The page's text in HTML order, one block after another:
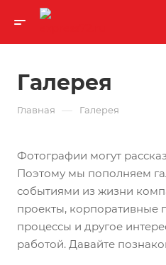
Галерея
Главная — Галерея
Фотографии могут
Поэтому мы пополняем
событиями из жизни
проекты, корпоративные
процессы и другое
работой. Давайте